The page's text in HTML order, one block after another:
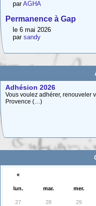
parAGHA
Permanence à Gap
le 6 mai 2026
par sandy
Adhésion 2026
Vous voulez adhérer, renouveler
Provence (…)
La carte interactive ci-dessous
des (…)
«
lun. mar. mer.
27 28 29